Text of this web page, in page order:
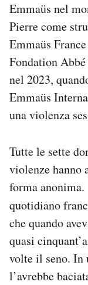
Emmaüs nel
Pierre come
Emmaüs
Fondation
nel 2023,
Emmaüs
una violenza
Tutte le sette
violenze hanno
forma
quotidiano
che quando
quasi
volte il seno. In
l’avrebbe